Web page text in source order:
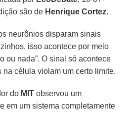
são de Henrique Cortez.
neurônios disparam sinais
isso acontece por meio
ou nada”. O sinal só acontece
na célula violam um certo limite.
do MIT observou um
em um sistema completamente